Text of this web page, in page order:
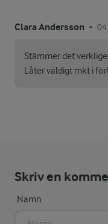
Clara Andersson •
Stämmer det
Låter väldigt mkt i
Skriv en
Namn